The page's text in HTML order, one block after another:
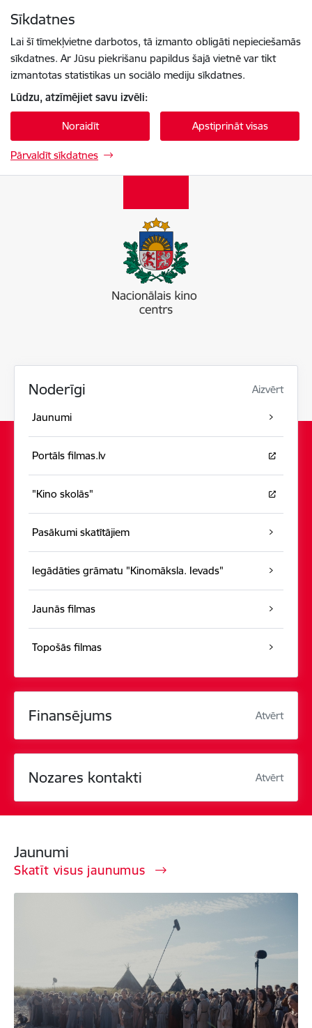
Sīkdatnes
Lai šī tīmekļvietne darbotos, tā izmanto obligāti nepieciešamās
sīkdatnes. Ar Jūsu piekrišanu papildus šajā vietnē var tikt
izmantotas statistikas un sociālo mediju sīkdatnes.
Lūdzu, atzīmējiet savu izvēli:
Noraidīt Apstiprināt visas
Pārvaldīt sīkdatnes
Noderīgi Aizvērt
Jaunumi
Portāls filmas.lv
"Kino skolās"
Pasākumi skatītājiem
Iegādāties grāmatu "Kinomāksla. Ievads"
Jaunās filmas
Topošās filmas
Finansējums Atvērt
Nozares kontakti Atvērt
Jaunumi
Skatīt visus jaunumus